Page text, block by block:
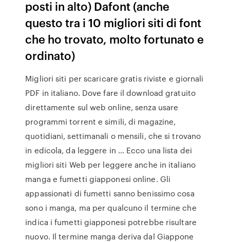
posti in alto) Dafont (anche
questo tra i 10 migliori siti di font
che ho trovato, molto fortunato e
ordinato)
Migliori siti per scaricare gratis riviste e giornali
PDF in italiano. Dove fare il download gratuito
direttamente sul web online, senza usare
programmi torrent e simili, di magazine,
quotidiani, settimanali o mensili, che si trovano
in edicola, da leggere in … Ecco una lista dei
migliori siti Web per leggere anche in italiano
manga e fumetti giapponesi online. Gli
appassionati di fumetti sanno benissimo cosa
sono i manga, ma per qualcuno il termine che
indica i fumetti giapponesi potrebbe risultare
nuovo. Il termine manga deriva dal Giappone